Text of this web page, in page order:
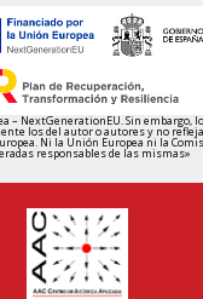
– NextGenerationEU. Sin embargo,
los del autor o autores y no
Ni la Unión Europea ni la
responsables de las mismas»